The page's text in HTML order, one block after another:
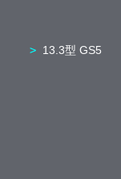
13.3型 GS5